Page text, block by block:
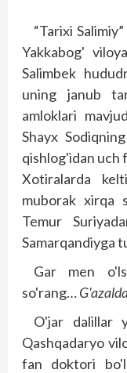
“Tarixi
Yakkabog'
Salimbek
uning janub
amloklari
Shayx
qishlog'idan uch
Xotiralarda
muborak xirqa
Temur
Samarqandiyga
Gar men
so'rang…
O'jar dalillar
Qashqadaryo
fan doktori